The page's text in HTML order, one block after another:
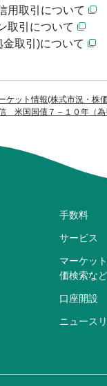
ケット情報(株式市況・株
米国国債７－１０年（為
用取引について
取引について
取引)について
手数料
サービス
マーケッ
価検索な
口座開設
ニュース